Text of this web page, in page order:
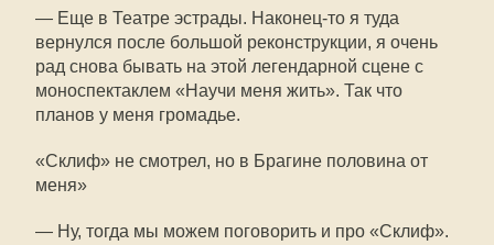
— Еще в Театре эстрады. Наконец-то я туда
вернулся после большой реконструкции, я очень
рад снова бывать на этой легендарной сцене с
моноспектаклем «Научи меня жить». Так что
планов у меня громадье.
«Склиф» не смотрел, но в Брагине половина от
меня»
— Ну, тогда мы можем поговорить и про «Склиф».